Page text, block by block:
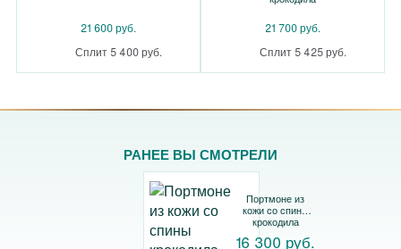
21 600 руб.
Сплит 5 400 руб.
21 700 руб.
Сплит 5 425 руб.
РАНЕЕ ВЫ СМОТРЕЛИ
Портмоне из
кожи со спины
крокодила
16 300 руб.